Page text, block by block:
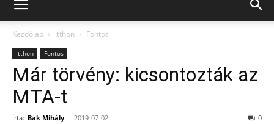
Kezdőlap Itthon Fontos
Itthon Fontos
Már törvény: kicsontozták az
MTA-t
Írta: Bak Mihály - 2019-07-02 0